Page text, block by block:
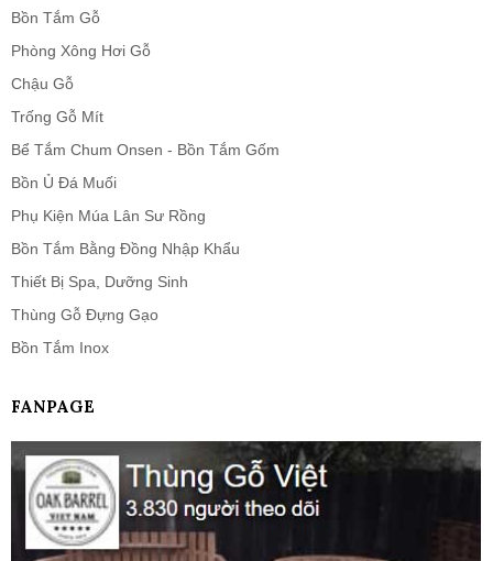
Bồn Tắm Gỗ
Phòng Xông Hơi Gỗ
Chậu Gỗ
Trống Gỗ Mít
Bể Tắm Chum Onsen - Bồn Tắm Gốm
Bồn Ủ Đá Muối
Phụ Kiện Múa Lân Sư Rồng
Bồn Tắm Bằng Đồng Nhập Khẩu
Thiết Bị Spa, Dưỡng Sinh
Thùng Gỗ Đựng Gạo
Bồn Tắm Inox
FANPAGE